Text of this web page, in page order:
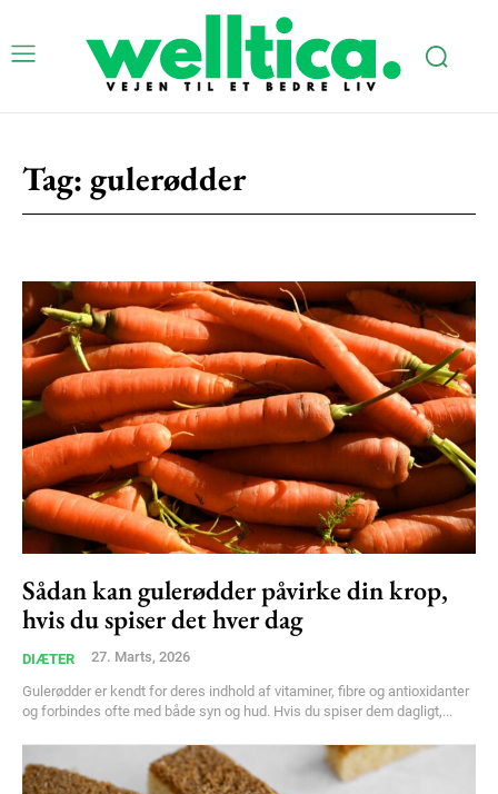
Tag: gulerødder
Sådan kan gulerødder påvirke din krop,
hvis du spiser det hver dag
DIÆTER 27. Marts, 2026
Gulerødder er kendt for deres indhold af vitaminer, fibre og antioxidanter
og forbindes ofte med både syn og hud. Hvis du spiser dem dagligt,...